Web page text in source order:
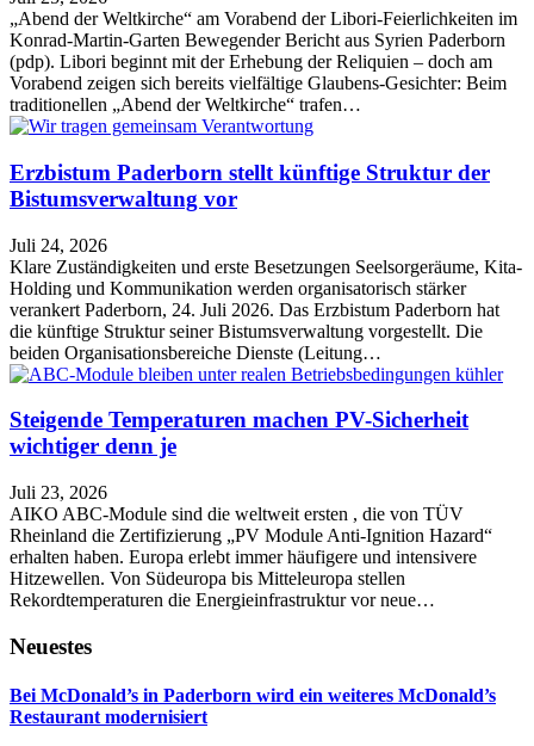
„Abend der Weltkirche“ am Vorabend der Libori-Feierlichkeiten im
Konrad-Martin-Garten Bewegender Bericht aus Syrien Paderborn
(pdp). Libori beginnt mit der Erhebung der Reliquien – doch am
Vorabend zeigen sich bereits vielfältige Glaubens-Gesichter: Beim
traditionellen „Abend der Weltkirche“ trafen…
Erzbistum Paderborn stellt künftige Struktur der
Bistumsverwaltung vor
Juli 24, 2026
Klare Zuständigkeiten und erste Besetzungen Seelsorgeräume, Kita-
Holding und Kommunikation werden organisatorisch stärker
verankert Paderborn, 24. Juli 2026. Das Erzbistum Paderborn hat
die künftige Struktur seiner Bistumsverwaltung vorgestellt. Die
beiden Organisationsbereiche Dienste (Leitung…
Steigende Temperaturen machen PV-Sicherheit
wichtiger denn je
Juli 23, 2026
AIKO ABC-Module sind die weltweit ersten , die von TÜV
Rheinland die Zertifizierung „PV Module Anti-Ignition Hazard“
erhalten haben. Europa erlebt immer häufigere und intensivere
Hitzewellen. Von Südeuropa bis Mitteleuropa stellen
Rekordtemperaturen die Energieinfrastruktur vor neue…
Neuestes
Bei McDonald’s in Paderborn wird ein weiteres McDonald’s
Restaurant modernisiert